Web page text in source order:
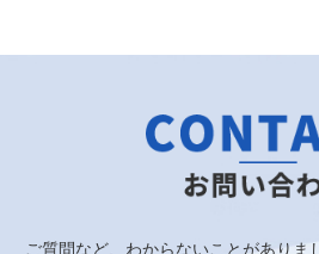
ご質問など、わからないことがありま